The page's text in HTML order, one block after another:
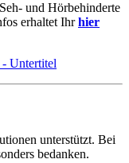
und Hörbehinderte
erhaltet Ihrhier
unterstützt. Bei
bedanken.